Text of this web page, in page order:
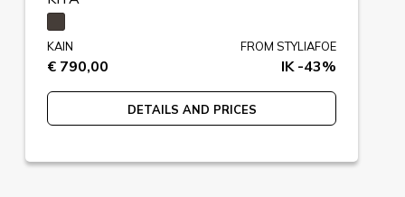
KAIN
€ 790,00
FROM STYLIAFOE
IK -43%
DETAILS AND PRICES